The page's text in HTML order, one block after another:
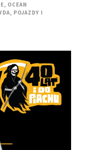
, OCEAN
, POJAZDY I